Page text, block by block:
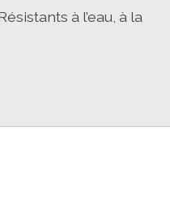
à l’eau, à la